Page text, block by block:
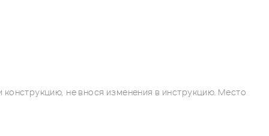
не внося изменения в инструкцию. Место